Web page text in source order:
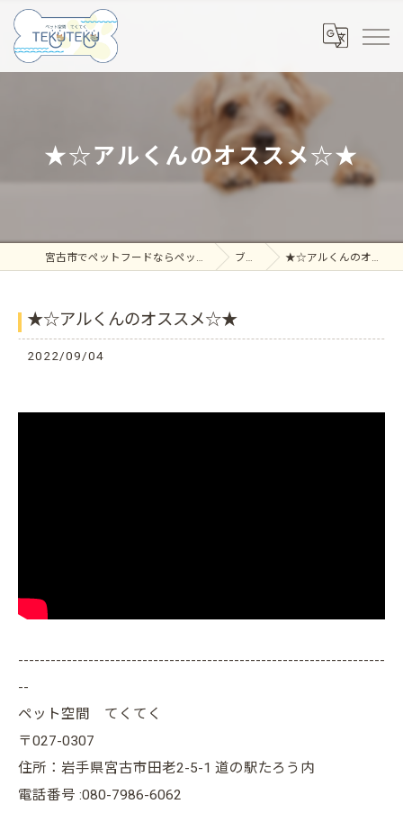
★☆アルくんのオススメ☆★
宮古市でペットフードならペット空間 てくてく ブログ ★☆アルくんのオススメ☆★
★☆アルくんのオススメ☆★
2022/09/04
--------------------------------------------------------------------
--
ペット空間 てくてく
〒027-0307
住所：岩手県宮古市田老2-5-1 道の駅たろう内
電話番号 :080-7986-6062